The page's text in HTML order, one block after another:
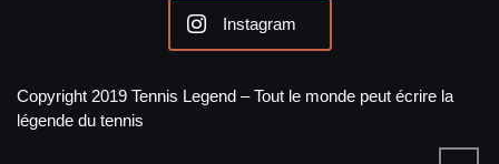
Instagram
Copyright 2019 Tennis Legend – Tout le monde peut écrire la
légende du tennis